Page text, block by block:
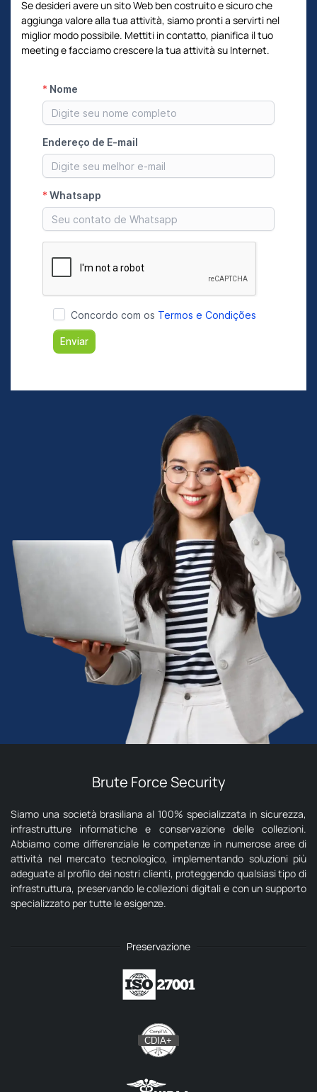
Se desideri avere un sito Web ben costruito e sicuro che
aggiunga valore alla tua attività, siamo pronti a servirti nel
miglior modo possibile. Mettiti in contatto, pianifica il tuo
meeting e facciamo crescere la tua attività su Internet.
Brute Force Security
Siamo una società brasiliana al 100% specializzata in sicurezza,
infrastrutture informatiche e conservazione delle collezioni.
Abbiamo come differenziale le competenze in numerose aree di
attività nel mercato tecnologico, implementando soluzioni più
adeguate al profilo dei nostri clienti, proteggendo qualsiasi tipo di
infrastruttura, preservando le collezioni digitali e con un supporto
specializzato per tutte le esigenze.
Preservazione